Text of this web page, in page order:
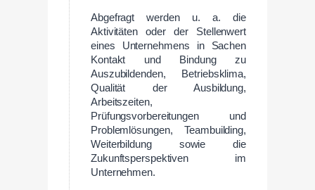
Abgefragt werden u. a. die
Aktivitäten oder der Stellenwert
eines Unternehmens in Sachen
Kontakt und Bindung zu
Auszubildenden, Betriebsklima,
Qualität der Ausbildung,
Arbeitszeiten,
Prüfungsvorbereitungen und
Problemlösungen, Teambuilding,
Weiterbildung sowie die
Zukunftsperspektiven im
Unternehmen.